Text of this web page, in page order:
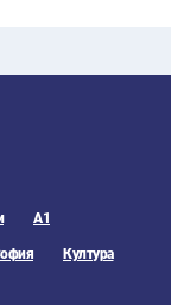
А1
Култура